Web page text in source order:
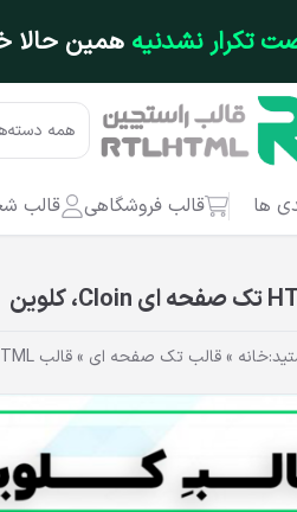
تکرار نشدنیه همین حالا
همه
ها قالب فروشگاهی قالب
خانه »قالب تک صفحه ای »قالب HTML تک صفحه ای Cloin، کلوین